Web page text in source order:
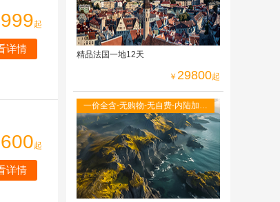
起
详情
起
详情
精品法国一地12天
￥ 29800起
一价全含-无购物-无自费-内陆加飞
不走回头路-双点进出-峡湾游船-观
光小火车